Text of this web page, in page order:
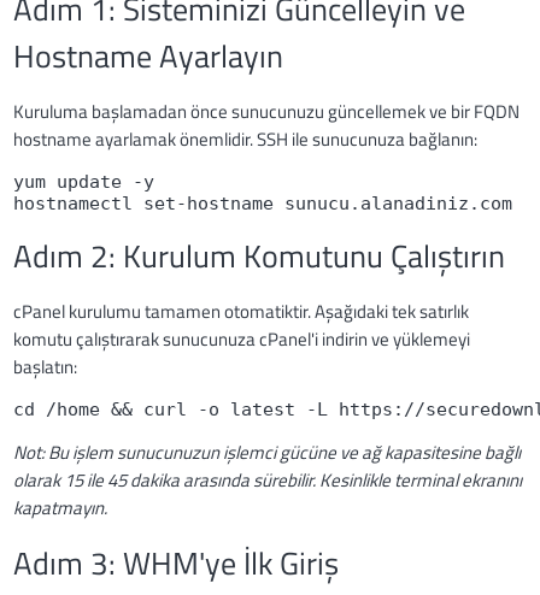
Hostname Ayarlayın
Kuruluma başlamadan önce sunucunuzu güncellemek ve bir FQDN
hostname ayarlamak önemlidir. SSH ile sunucunuza bağlanın:
yum update -y
hostnamectl set-hostname sunucu.alanadiniz.com
Adım 2: Kurulum Komutunu Çalıştırın
cPanel kurulumu tamamen otomatiktir. Aşağıdaki tek satırlık
komutu çalıştırarak sunucunuza cPanel'i indirin ve yüklemeyi
başlatın:
cd /home && curl -o latest -L https://
Not: Bu işlem sunucunuzun işlemci gücüne ve ağ kapasitesine bağlı
olarak 15 ile 45 dakika arasında sürebilir. Kesinlikle terminal ekranını
kapatmayın.
Adım 3: WHM'ye İlk Giriş